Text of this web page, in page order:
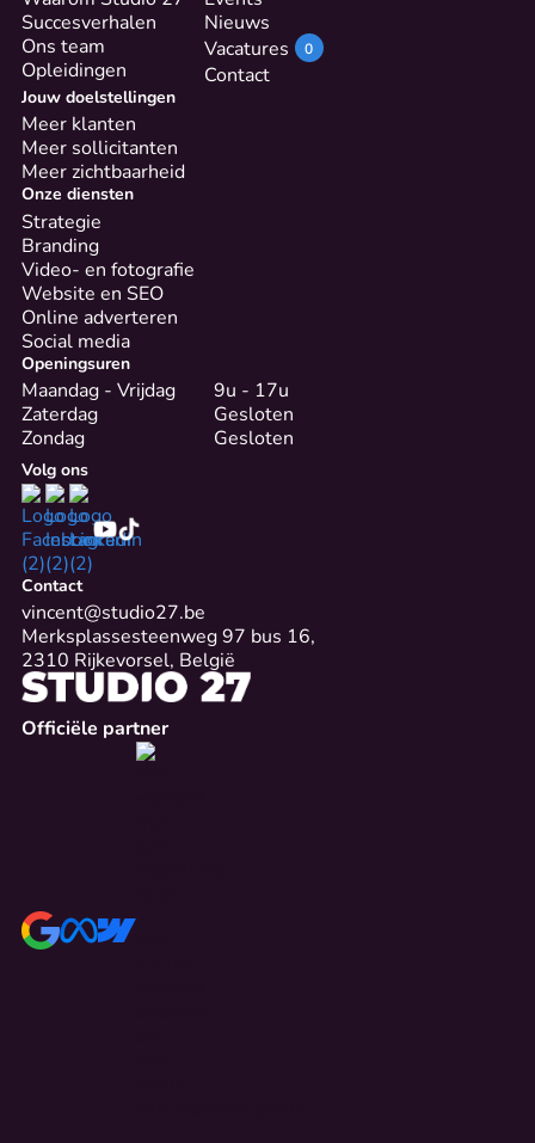
Officiële partner
Contact
vincent@studio27.be
Merksplassesteenweg 97 bus 16,
2310 Rijkevorsel, België
Volg ons
Openingsuren
Maandag - Vrijdag
Zaterdag
Zondag
9u - 17u
Gesloten
Gesloten
Onze diensten
Strategie
Branding
Video- en fotografie
Website en SEO
Online adverteren
Social media
Jouw doelstellingen
Meer klanten
Meer sollicitanten
Meer zichtbaarheid
Succesverhalen
Ons team
Opleidingen
Nieuws
Vacatures
0
Contact